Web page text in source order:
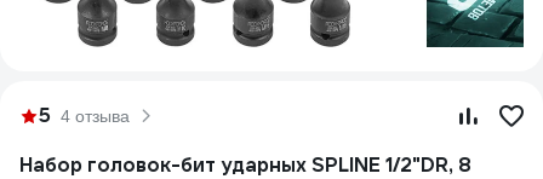
5 4 отзыва
Набор головок-бит ударных SPLINE 1/2"DR, 8